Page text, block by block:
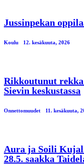
Jussinpekan
Koulu 12. kesäkuuta, 2026
Rikkoutunut
Sievin keskustassa
Onnettomuudet 11. kesäkuuta,
Aura ja Soili
28.5. saakka